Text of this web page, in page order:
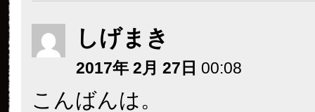
しげまき
2017年 2月 27日 00:08
こんばんは。